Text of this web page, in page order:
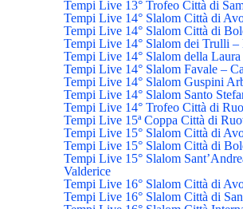
Tempi Live 13° Trofeo Città di
Tempi Live 14° Slalom Città di
Tempi Live 14° Slalom Città di
Tempi Live 14° Slalom dei Trulli
Tempi Live 14° Slalom della Laura
Tempi Live 14° Slalom Favale –
Tempi Live 14° Slalom Guspini
Tempi Live 14° Slalom Santo
Tempi Live 14° Trofeo Città di
Tempi Live 15ª Coppa Città di
Tempi Live 15° Slalom Città di
Tempi Live 15° Slalom Città di
Tempi Live 15° Slalom
Valderice
Tempi Live 16° Slalom Città di
Tempi Live 16° Slalom Città di